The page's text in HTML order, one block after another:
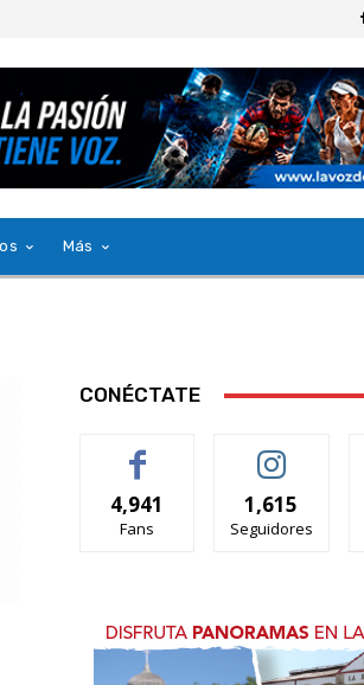
Más
CONÉCTATE
4,941
Fans
1,615
Seguidores